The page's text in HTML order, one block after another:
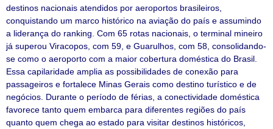
destinos nacionais atendidos por aeroportos brasileiros,
conquistando um marco histórico na aviação do país e assumindo
a liderança do ranking. Com 65 rotas nacionais, o terminal mineiro
já superou Viracopos, com 59, e Guarulhos, com 58, consolidando-
se como o aeroporto com a maior cobertura doméstica do Brasil.
Essa capilaridade amplia as possibilidades de conexão para
passageiros e fortalece Minas Gerais como destino turístico e de
negócios. Durante o período de férias, a conectividade doméstica
favorece tanto quem embarca para diferentes regiões do país
quanto quem chega ao estado para visitar destinos históricos,